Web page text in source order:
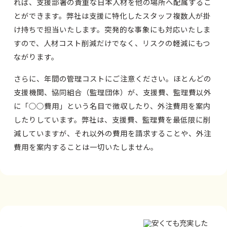
とができます。弊社は支援に特化したスタッフ複数人が掛
け持ちで担当いたします。突発的な事象にも対応いたしま
すので、人材コスト削減だけでなく、リスクの軽減にもつ
ながります。
さらに、年間の管理コストにご注意ください。ほとんどの
支援機関、協同組合（監理団体）が、支援費、監理費以外
に「○○費用」という名目で徴収したり、外注費用を案内
したりしています。弊社は、支援費、監理費を最低限に削
減していますが、それ以外の費用を請求することや、外注
費用を案内することは一切いたしません。